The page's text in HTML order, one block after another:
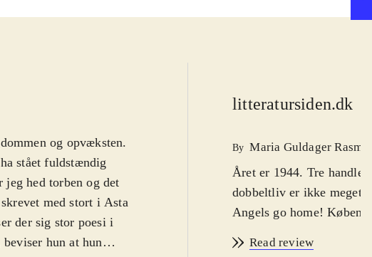
og opvæksten.
stået fuldstændig
jeg hed torben og det
med stort i Asta
der sig stor poesi i
hun at hun
litteratursiden.dk
By Maria Guldager
Året er 1944. Tre
dobbeltliv er ikke meget
Angels go home!
Read review